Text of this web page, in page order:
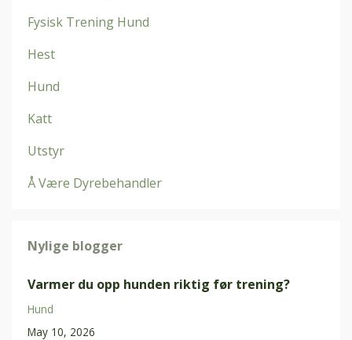
Fysisk Trening Hund
Hest
Hund
Katt
Utstyr
Å Være Dyrebehandler
Nylige blogger
Varmer du opp hunden riktig før trening?
Hund
May 10, 2026